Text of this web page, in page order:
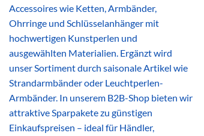
Accessoires wie Ketten, Armbänder,
Ohrringe und Schlüsselanhänger mit
hochwertigen Kunstperlen und
ausgewählten Materialien. Ergänzt wird
unser Sortiment durch saisonale Artikel wie
Strandarmbänder oder Leuchtperlen-
Armbänder. In unserem B2B-Shop bieten wir
attraktive Sparpakete zu günstigen
Einkaufspreisen – ideal für Händler,